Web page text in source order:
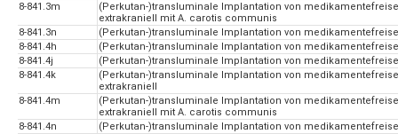
8-841.3m
(Perkutan-)transluminale Implantation von
extrakraniell mit A. carotis communis
8-841.3n
(Perkutan-)transluminale Implantation von
8-841.4h
(Perkutan-)transluminale Implantation von
8-841.4j
(Perkutan-)transluminale Implantation von
8-841.4k
(Perkutan-)transluminale Implantation von
extrakraniell
8-841.4m
(Perkutan-)transluminale Implantation von
extrakraniell mit A. carotis communis
8-841.4n
(Perkutan-)transluminale Implantation von